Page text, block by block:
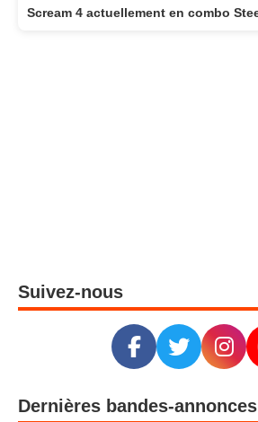
Suivez-nous
Dernières bandes-annonces